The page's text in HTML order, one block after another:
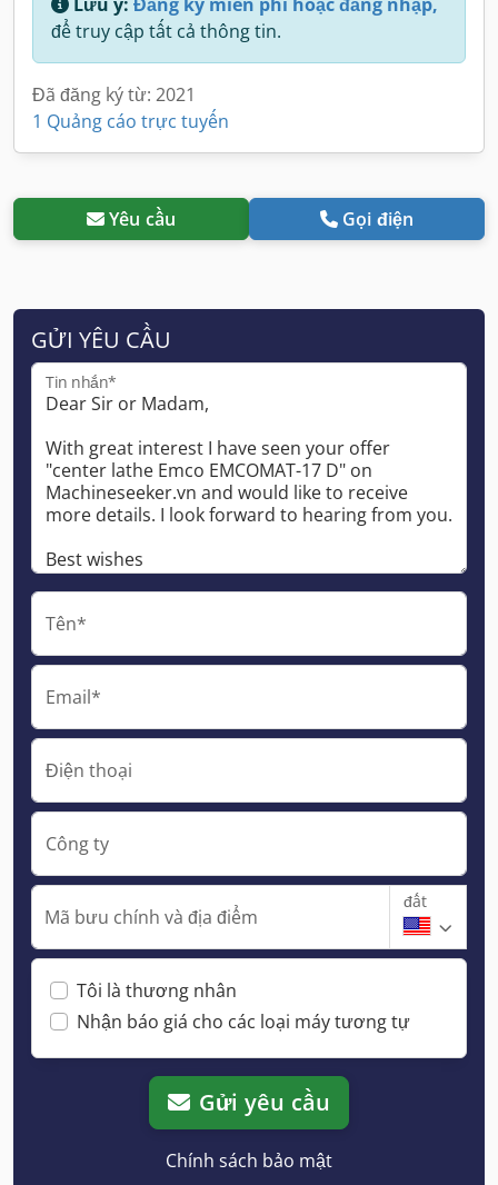
để truy cập tất cả thông tin.
Đã đăng ký từ: 2021
1 Quảng cáo trực tuyến
Yêu cầu Gọi điện
GỬI YÊU CẦU
Tin nhắn*
Tên*
Email*
Điện thoại
Công ty
Mã bưu chính và địa điểm
đất
Tôi là thương nhân
Nhận báo giá cho các loại máy tương tự
Gửi yêu cầu
Chính sách bảo mật